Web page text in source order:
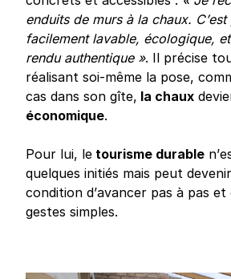
enduits de murs à la chaux. C’est
facilement lavable, écologique,
rendu authentique ». Il précise
réalisant soi-même la pose,
cas dans son gîte, la chaux
économique.
Pour lui, le tourisme durable
quelques initiés mais peut
condition d’avancer pas à pas et
gestes simples.